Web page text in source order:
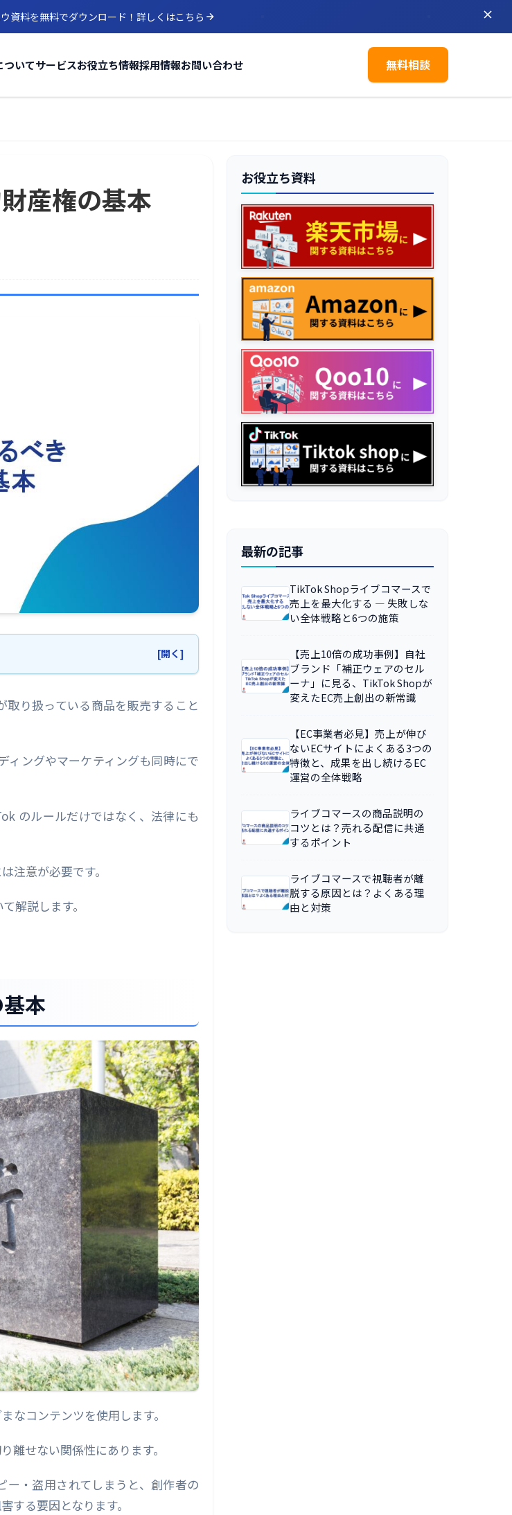
資料を無料でダウンロード！ 詳しくはこちら
ついてサービスお役立ち情報採用情報お問い合わせ 無料相談
産権の基本
[開く]
り扱っている商品を販売すること
ィングやマーケティングも同時にで
のルールだけではなく、法律にも
注意が必要です。
解説します。
本
なコンテンツを使用します。
離せない関係性にあります。
・盗用されてしまうと、創作者の
する要因となります。
お役立ち資料
最新の記事
TikTok Shopライブコマースで
売上を最大化する ― 失敗しな
い全体戦略と6つの施策
【売上10倍の成功事例】自社
ブランド「補正ウェアのセル
ーナ」に見る、TikTok Shopが
変えたEC売上創出の新常識
【EC事業者必見】売上が伸び
ないECサイトによくある3つの
特徴と、成果を出し続けるEC
運営の全体戦略
ライブコマースの商品説明の
コツとは？売れる配信に共通
するポイント
ライブコマースで視聴者が離
脱する原因とは？よくある理
由と対策